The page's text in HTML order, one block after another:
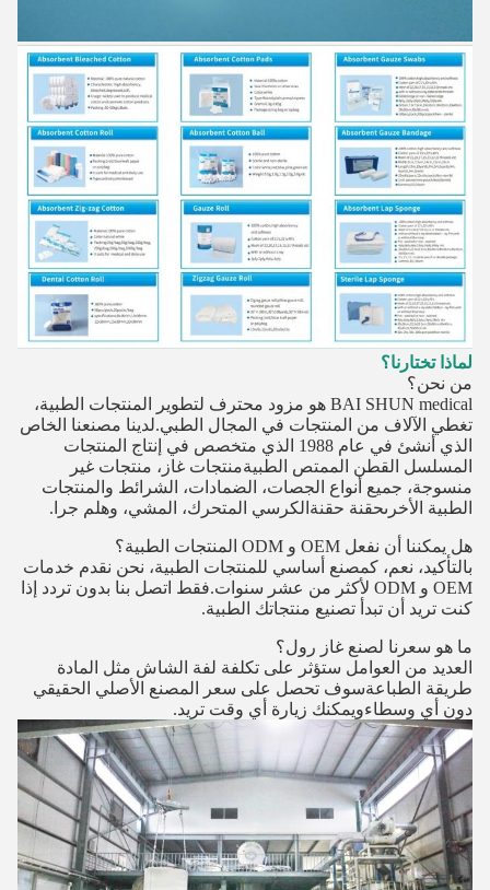
لماذا تختارنا؟
من نحن؟
BAI SHUN medical هو مزود محترف لتطوير المنتجات الطبية،
تغطي الآلاف من المنتجات في المجال الطبي.لدينا مصنعنا الخاص
الذي أنشئ في عام 1988 الذي متخصص في إنتاج المنتجات
المسلسل القطن الممتص الطبيةمنتجات غاز، منتجات غير
منسوجة، جميع أنواع الجصات، الضمادات، الشرائط والمنتجات
الطبية الأخرىحقنة حقنةالكرسي المتحرك، المشي، وهلم جرا.
هل يمكننا أن نفعل OEM و ODM المنتجات الطبية؟
بالتأكيد، نعم، كمصنع أساسي للمنتجات الطبية، نحن نقدم خدمات
OEM و ODM لأكثر من عشر سنوات.فقط اتصل بنا بدون تردد إذا
كنت تريد أن تبدأ تصنيع منتجاتك الطبية.
ما هو سعرنا لصنع غاز رول؟
العديد من العوامل ستؤثر على تكلفة لفة الشاش مثل المادة
طريقة الطباعةسوف تحصل على سعر المصنع الأصلي الحقيقي
دون أي وسطاءويمكنك زيارة أي وقت تريد.